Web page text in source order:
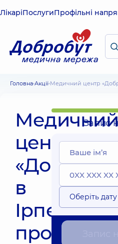
ЛікаріПослугиПрофільні
Головна Акції Медичний центр «Добробут» в
Медичний
центр
в
Ірпені
пропонує
Запис
Оберіть